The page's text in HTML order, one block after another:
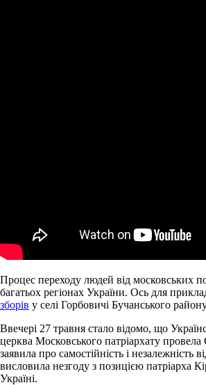
Процес переходу людей від московських
багатьох регіонах України. Ось для
зборів у селі Горбовичі Бучанського
Ввечері 27 травня стало відомо, що
церква Московського патріархату
заявила про самостійність і незалежність
висловила незгоду з позицією патріарха
Україні.